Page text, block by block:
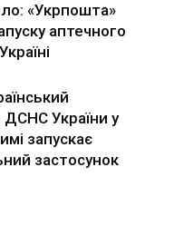
«Укрпошта»
аптечного
України у
запускає
застосунок